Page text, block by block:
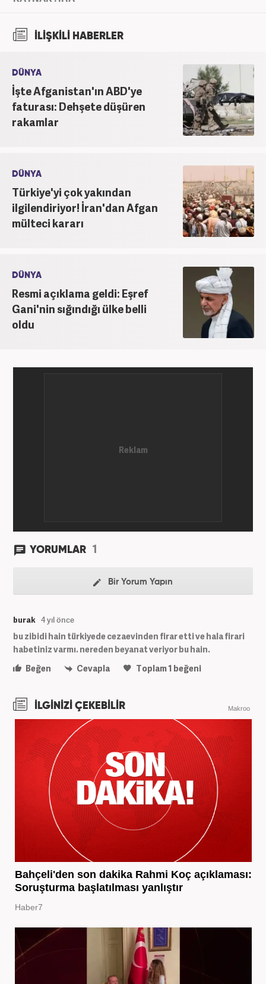
İLİŞKİLİ HABERLER
DÜNYA
İşte Afganistan'ın ABD'ye
faturası: Dehşete düşüren
rakamlar
DÜNYA
Türkiye'yi çok yakından
ilgilendiriyor! İran'dan Afgan
mülteci kararı
DÜNYA
Resmi açıklama geldi: Eşref
Gani'nin sığındığı ülke belli
oldu
YORUMLAR 1
Bir Yorum Yapın
burak 4 yıl önce
bu zibidi hain türkiyede cezaevinden firar etti ve hala firari
habetiniz varmı. nereden beyanat veriyor bu hain.
Beğen
Cevapla Toplam1 beğeni
İLGİNİZİ ÇEKEBİLİR Makroo
Bahçeli'den son dakika Rahmi Koç açıklaması:
Soruşturma başlatılması yanlıştır
Haber7